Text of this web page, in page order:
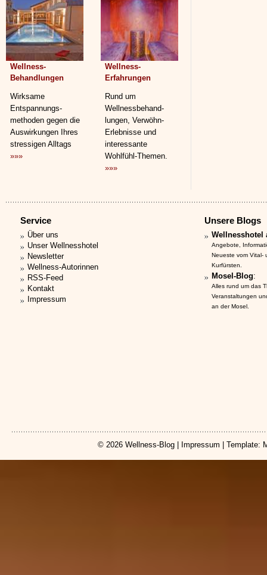
Wellness-
Behandlungen
Wirksame
Entspannungs­
methoden gegen die
Auswirkungen Ihres
stressigen Alltags
»»»
Wellness-
Erfahrungen
Rund um
Wellnessbehand­
lungen, Verwöhn-
Erlebnisse und
interessante
Wohlfühl-Themen.
»»»
Service
Über uns
Unser Wellnesshotel
Newsletter
Wellness-Autorinnen
RSS-Feed
Kontakt
Impressum
Unsere Blogs
Wellnesshotel
Angebote,
Neueste vom Vital-
Kurfürsten.
Mosel-Blog:
Alles rund um das
Veranstaltungen
an der Mosel.
© 2026 Wellness-Blog Impressum | Template: